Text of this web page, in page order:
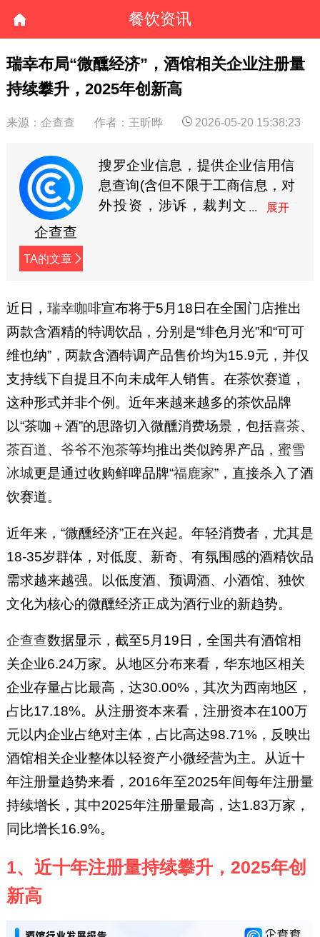
餐饮资讯
瑞幸布局“微醺经济”，酒馆相关企业注册量
持续攀升，2025年创新高
来源：企查查 作者：王昕晔 2026-05-20 15:38:23
企查查
TA的文章
搜罗企业信息，提供企业信用信
息查询(含但不限于工商信息，对
外投资，涉诉，裁判文
近日， 瑞幸咖啡宣布将于5月18日在全国门店推出
两款含酒精的特调饮品，分别是“绯色月光”和“可可
维也纳”，两款含酒特调产品售价均为15.9元，并仅
支持线下自提且不向未成年人销售。在茶饮赛道，
这种形式并非个例。近年来越来越多的茶饮品牌
以“茶咖＋酒”的思路切入微醺消费场景，包括喜茶、
茶百道、 爷爷不泡茶等均推出类似跨界产品， 蜜雪
冰城更是通过收购鲜啤品牌“福鹿家”，直接杀入了酒
饮赛道。
近年来，“微醺经济”正在兴起。年轻消费者，尤其是
18-35岁群体，对低度、新奇、有氛围感的酒精饮品
需求越来越强。以低度酒、预调酒、小酒馆、独饮
文化为核心的微醺经济正成为酒行业的新趋势。
企查查数据显示，截至5月19日，全国共有酒馆相
关企业6.24万家。从地区分布来看，华东地区相关
企业存量占比最高，达30.00%，其次为西南地区，
占比17.18%。从注册资本来看，注册资本在100万
元以内企业占绝对主体，占比高达98.71%，反映出
酒馆相关企业整体以轻资产小微经营为主。从近十
年注册量趋势来看，2016年至2025年间每年注册量
持续增长，其中2025年注册量最高，达1.83万家，
同比增长16.9%。
1、近十年注册量持续攀升，2025年创
新高